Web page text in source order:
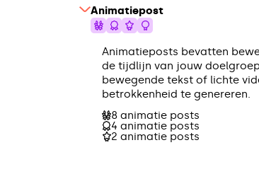
Animatiepost
Animatieposts bevatten
de tijdlijn van jouw
bewegende tekst of lichte
betrokkenheid te genereren.
8 animatie posts
4 animatie posts
2 animatie posts